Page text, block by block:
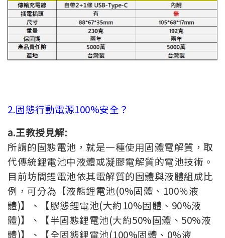
2.固態行動電源100%安全？
a.王教授見解:
所謂的固態電池，就是一種使用固體電解質，取
代傳統鋰電池中液體或凝膠電解質的電池技術。
目前坊間鋰電池依其電解質的固體與液體組成比
例，可分為【液態鋰電池(0%固體、100％液
體)】、【膠態鋰電池(大約10%固體、90%液
體)】、【半固態鋰電池(大約50%固體、50%液
體)】、【全固態鋰電池(100%固體、0%液